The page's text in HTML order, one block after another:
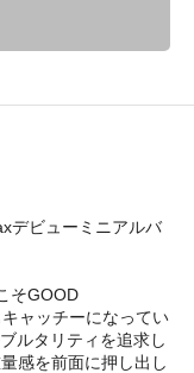
デビューミニアルバ
そGOOD
ャッチーになってい
ルタリティを追求し
感を前面に押し出し